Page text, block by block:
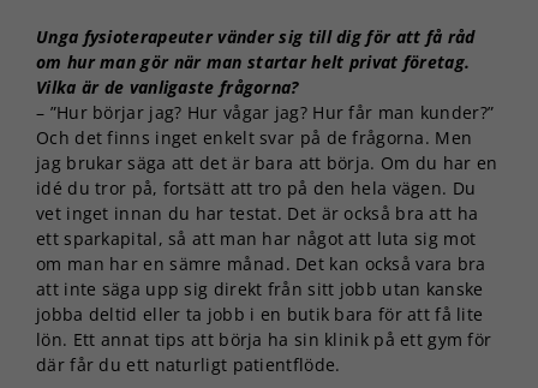
Unga fysioterapeuter vänder sig till dig för att få råd
om hur man gör när man startar helt privat företag.
Vilka är de vanligaste frågorna?
– ”Hur börjar jag? Hur vågar jag? Hur får man kunder?”
Och det finns inget enkelt svar på de frågorna. Men
jag brukar säga att det är bara att börja. Om du har en
idé du tror på, fortsätt att tro på den hela vägen. Du
vet inget innan du har testat. Det är också bra att ha
ett sparkapital, så att man har något att luta sig mot
om man har en sämre månad. Det kan också vara bra
att inte säga upp sig direkt från sitt jobb utan kanske
jobba deltid eller ta jobb i en butik bara för att få lite
lön. Ett annat tips att börja ha sin klinik på ett gym för
där får du ett naturligt patientflöde.
Nödvändiga
Dessa kakor
går inte att
välja bort. De
behövs för
att hemsidan
över huvud
taget ska